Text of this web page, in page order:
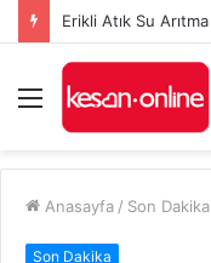
Menü
Anasayfa / Son Dakika
Son Dakika